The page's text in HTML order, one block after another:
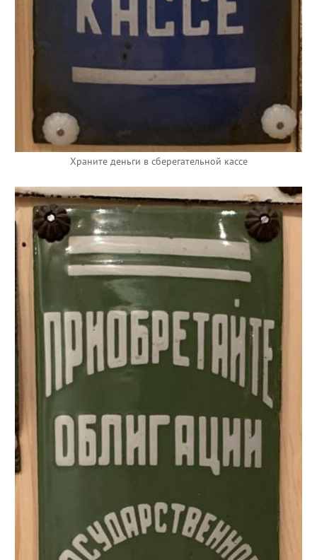
Храните деньги в сберегательной кассе